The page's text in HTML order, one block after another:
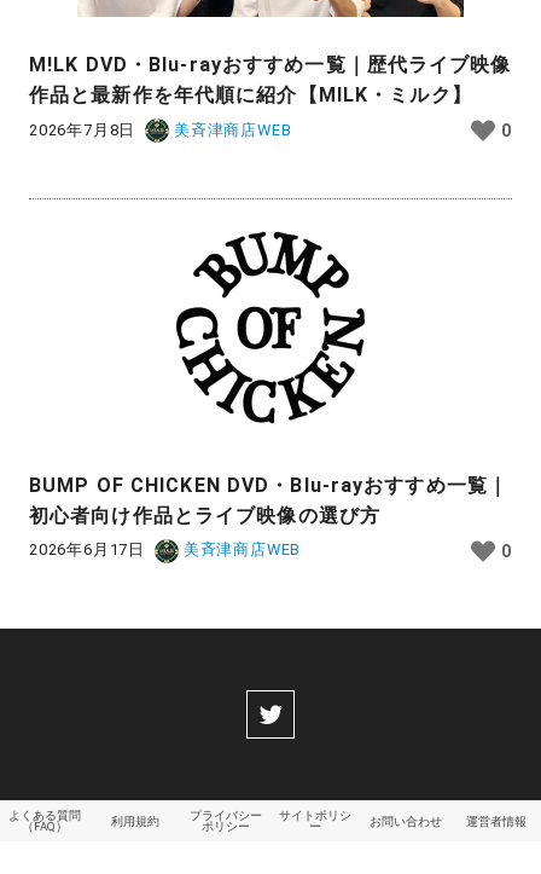
M!LK DVD・Blu-rayおすすめ一覧｜歴代ライブ映像
作品と最新作を年代順に紹介【MILK・ミルク】
2026年7月8日 美斉津商店WEB 0
BUMP OF CHICKEN DVD・Blu-rayおすすめ一覧｜
初心者向け作品とライブ映像の選び方
2026年6月17日 美斉津商店WEB 0
よくある質問
（FAQ）
利用規約
プライバシー
ポリシー
サイトポリシ
ー
お問い合わせ 運営者情報